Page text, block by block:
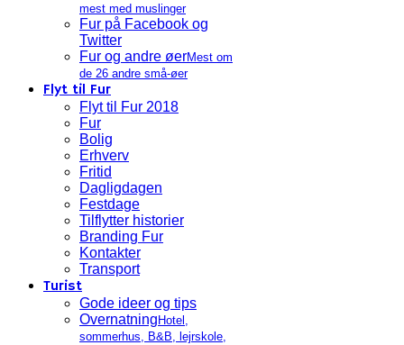
mest med muslinger
Fur på Facebook og
Twitter
Fur og andre øerMest om
de 26 andre små-øer
Flyt til Fur
Flyt til Fur 2018
Fur
Bolig
Erhverv
Fritid
Dagligdagen
Festdage
Tilflytter historier
Branding Fur
Kontakter
Transport
Turist
Gode ideer og tips
Overnatning Hotel,
sommerhus, B&B, lejrskole,